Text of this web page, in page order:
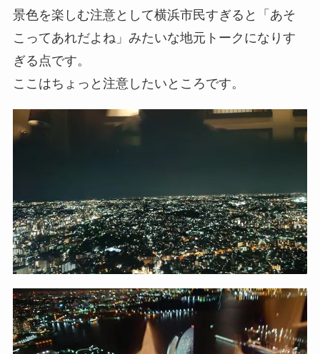
景色を楽しむ注意として横浜市民すぎると「あそ
こってあれだよね」みたいな地元トークになりす
ぎる点です。
ここはちょっと注意したいところです。